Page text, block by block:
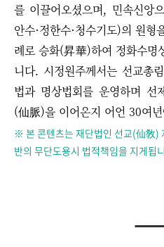
를 이끌어오셨으며, 민속신앙
안수·정한수·청수기도)의 원
례로 승화(昇華)하여 정화수
니다. 시정원주께서는 선교총
법과 명상법회를 운영하며 선
(仙脈)을 이어온지 어언 30여
※ 본 콘텐츠는 재단법인 선교(仙敎)
반의 무단도용시 법적책임을 지게됩